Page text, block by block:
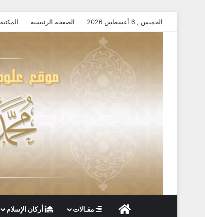
الخميس , 6 أغسطس 2026 الصفحة الرئيسية المكتبة
الصفحة الرئيسية
مقـالات أركان الإسلام